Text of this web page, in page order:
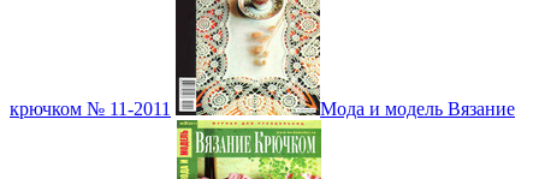
крючком № 11-2011 Мода и модель Вязание